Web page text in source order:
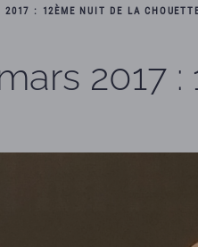
2017 : 12ÈME NUIT DE LA
2017